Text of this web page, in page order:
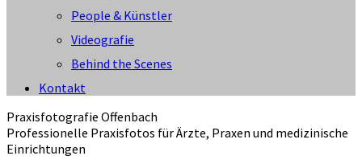
People & Künstler
Videografie
Behind the Scenes
Kontakt
Praxisfotografie Offenbach
Professionelle Praxisfotos für Ärzte, Praxen und medizinische
Einrichtungen